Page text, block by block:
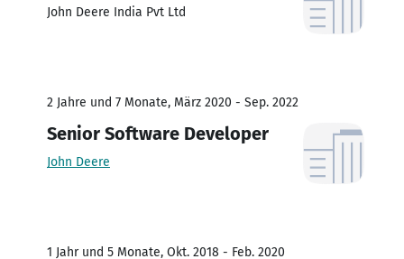
John Deere India Pvt Ltd
2 Jahre und 7 Monate, März 2020 - Sep. 2022
Senior Software Developer
John Deere
1 Jahr und 5 Monate, Okt. 2018 - Feb. 2020